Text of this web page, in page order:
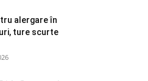
alergare în
ture scurte